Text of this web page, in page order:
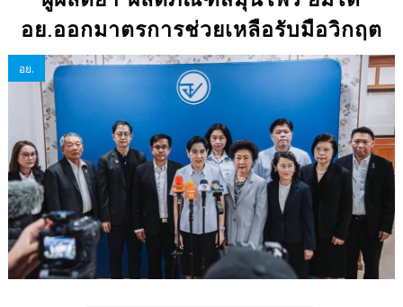
อย.ออกมาตรการช่วยเหลือรับมือวิกฤต
อย.